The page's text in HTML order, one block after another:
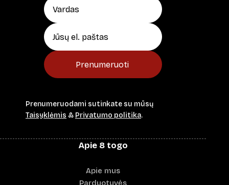
Prenumeruoti
Prenumeruodami sutinkate su mūsų
Taisyklėmis & Privatumo politika.
Apie 8 togo
Apie mus